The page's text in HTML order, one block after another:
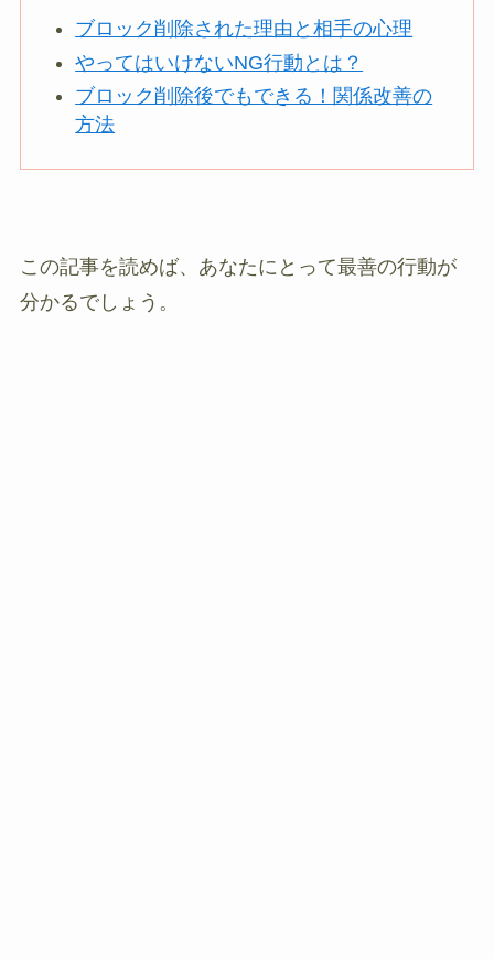
ブロック削除された理由と相手の心理
やってはいけないNG行動とは？
ブロック削除後でもできる！関係改善の
方法
この記事を読めば、あなたにとって最善の行動が
分かるでしょう。